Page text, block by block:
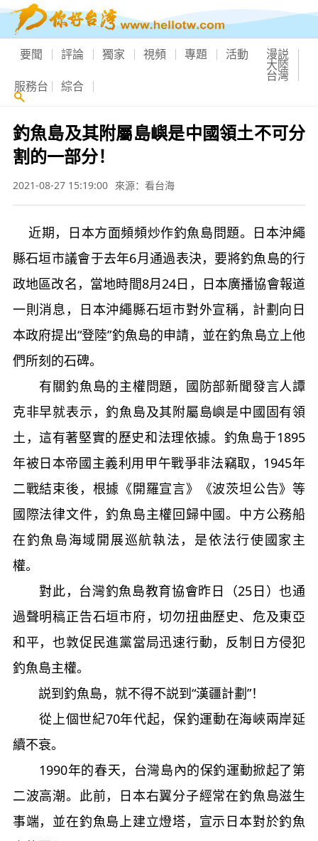
要聞 評論 獨家 視頻 專題 活動 漫説
大陸
台灣
服務台 綜合
釣魚島及其附屬島嶼是中國領土不可分
割的一部分！
2021-08-27 15:19:00 來源：看台海
近期，日本方面頻頻炒作釣魚島問題。日本沖繩
縣石垣市議會于去年6月通過表決，要將釣魚島的行
政地區改名，當地時間8月24日，日本廣播協會報道
一則消息，日本沖繩縣石垣市對外宣稱，計劃向日
本政府提出“登陸”釣魚島的申請，並在釣魚島立上他
們所刻的石碑。
有關釣魚島的主權問題，國防部新聞發言人譚
克非早就表示，釣魚島及其附屬島嶼是中國固有領
土，這有著堅實的歷史和法理依據。釣魚島于1895
年被日本帝國主義利用甲午戰爭非法竊取，1945年
二戰結束後，根據《開羅宣言》《波茨坦公告》等
國際法律文件，釣魚島主權回歸中國。中方公務船
在釣魚島海域開展巡航執法，是依法行使國家主
權。
對此，台灣釣魚島教育協會昨日（25日）也通
過聲明稿正告石垣市府，切勿扭曲歷史、危及東亞
和平，也敦促民進黨當局迅速行動，反制日方侵犯
釣魚島主權。
説到釣魚島，就不得不説到“漢疆計劃”！
從上個世紀70年代起，保釣運動在海峽兩岸延
續不衰。
1990年的春天，台灣島內的保釣運動掀起了第
二波高潮。此前，日本右翼分子經常在釣魚島滋生
事端，並在釣魚島上建立燈塔，宣示日本對於釣魚